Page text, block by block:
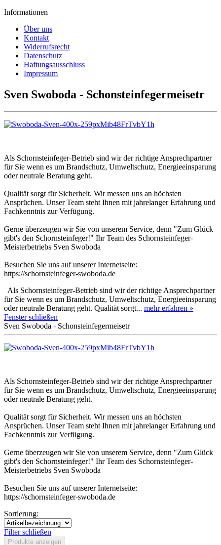
Informationen
Über uns
Kontakt
Widerrufsrecht
Datenschutz
Haftungsausschluss
Impressum
Sven Swoboda - Schonsteinfegermeisetr
Als Schornsteinfeger-Betrieb sind wir der richtige Ansprechpartner
für Sie wenn es um Brandschutz, Umweltschutz, Energieeinsparung
oder neutrale Beratung geht.
Qualität sorgt für Sicherheit. Wir messen uns an höchsten
Ansprüchen. Unser Team steht Ihnen mit jahrelanger Erfahrung und
Fachkenntnis zur Verfügung.
Gerne überzeugen wir Sie von unserem Service, denn "Zum Glück
gibt's den Schornsteinfeger!" Ihr Team des Schornsteinfeger-
Meisterbetriebs Sven Swoboda
Besuchen Sie uns auf unserer Internetseite:
https://schornsteinfeger-swoboda.de
Als Schornsteinfeger-Betrieb sind wir der richtige Ansprechpartner
für Sie wenn es um Brandschutz, Umweltschutz, Energieeinsparung
oder neutrale Beratung geht. Qualität sorgt... mehr erfahren »
Fenster schließen
Sven Swoboda - Schonsteinfegermeisetr
Als Schornsteinfeger-Betrieb sind wir der richtige Ansprechpartner
für Sie wenn es um Brandschutz, Umweltschutz, Energieeinsparung
oder neutrale Beratung geht.
Qualität sorgt für Sicherheit. Wir messen uns an höchsten
Ansprüchen. Unser Team steht Ihnen mit jahrelanger Erfahrung und
Fachkenntnis zur Verfügung.
Gerne überzeugen wir Sie von unserem Service, denn "Zum Glück
gibt's den Schornsteinfeger!" Ihr Team des Schornsteinfeger-
Meisterbetriebs Sven Swoboda
Besuchen Sie uns auf unserer Internetseite:
https://schornsteinfeger-swoboda.de
Sortierung:
Filter schließen
Produkte anzeigen